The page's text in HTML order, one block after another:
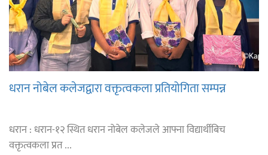
धरान नोबेल कलेजद्वारा वक्तृत्वकला प्रतियोगिता सम्पन्न
धरान : धरान-१२ स्थित धरान नोबेल कलेजले आफ्ना विद्यार्थीबिच
वक्तृत्वकला प्रत ...